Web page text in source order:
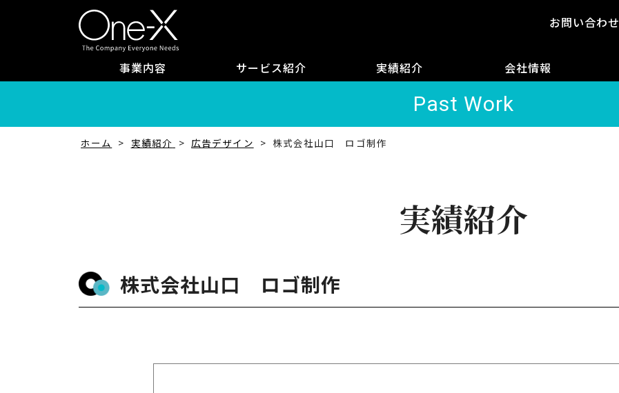
お問い合わせ
事業内容 サービス紹介 実績紹介 会社情報
Past Work
ホーム 実績紹介 広告デザイン 株式会社山口 ロゴ制作
実績紹介
株式会社山口 ロゴ制作